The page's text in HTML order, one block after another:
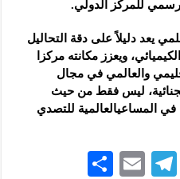
للمركز الدولي.
يعد دليلاً على دقة التحاليل
ويعزز مكانته مركزا
والعالمي في مجال
ليس فقط من حيث
في المساعيالعالمية للتصدي
W
Te
E